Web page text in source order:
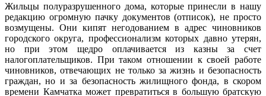
Жильцы полуразрушенного дома, которые принесли в нашу
редакцию огромную пачку документов (отписок), не просто
возмущены. Они кипят негодованием в адрес чиновников
городского округа, профессионализм которых давно утерян,
но при этом щедро оплачивается из казны за счет
налогоплательщиков. При таком отношении к своей работе
чиновников, отвечающих не только за жизнь и безопасность
граждан, но и за безопасность жилищного фонда, в скором
времени Камчатка может превратиться в большую братскую